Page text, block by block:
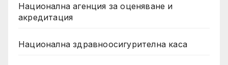
Национална агенция за оценяване и
акредитация
Национална здравноосигурителна каса